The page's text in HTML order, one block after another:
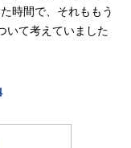
時間で、それももう
いて考えていました